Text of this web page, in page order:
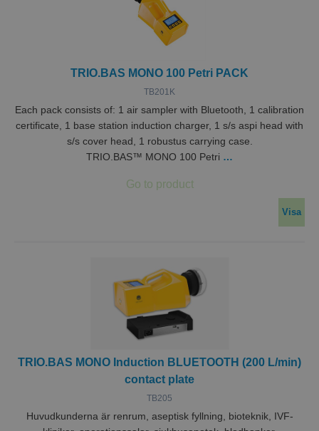
TRIO.BAS MONO 100 Petri PACK
TB201K
Each pack consists of: 1 air sampler with Bluetooth, 1 calibration
certificate, 1 base station induction charger, 1 s/s aspi head with
s/s cover head, 1 robustus carrying case.
TRIO.BAS™ MONO 100 Petri …
Visa
TRIO.BAS MONO Induction BLUETOOTH (200 L/min)
contact plate
TB205
Huvudkunderna är renrum, aseptisk fyllning, bioteknik, IVF-